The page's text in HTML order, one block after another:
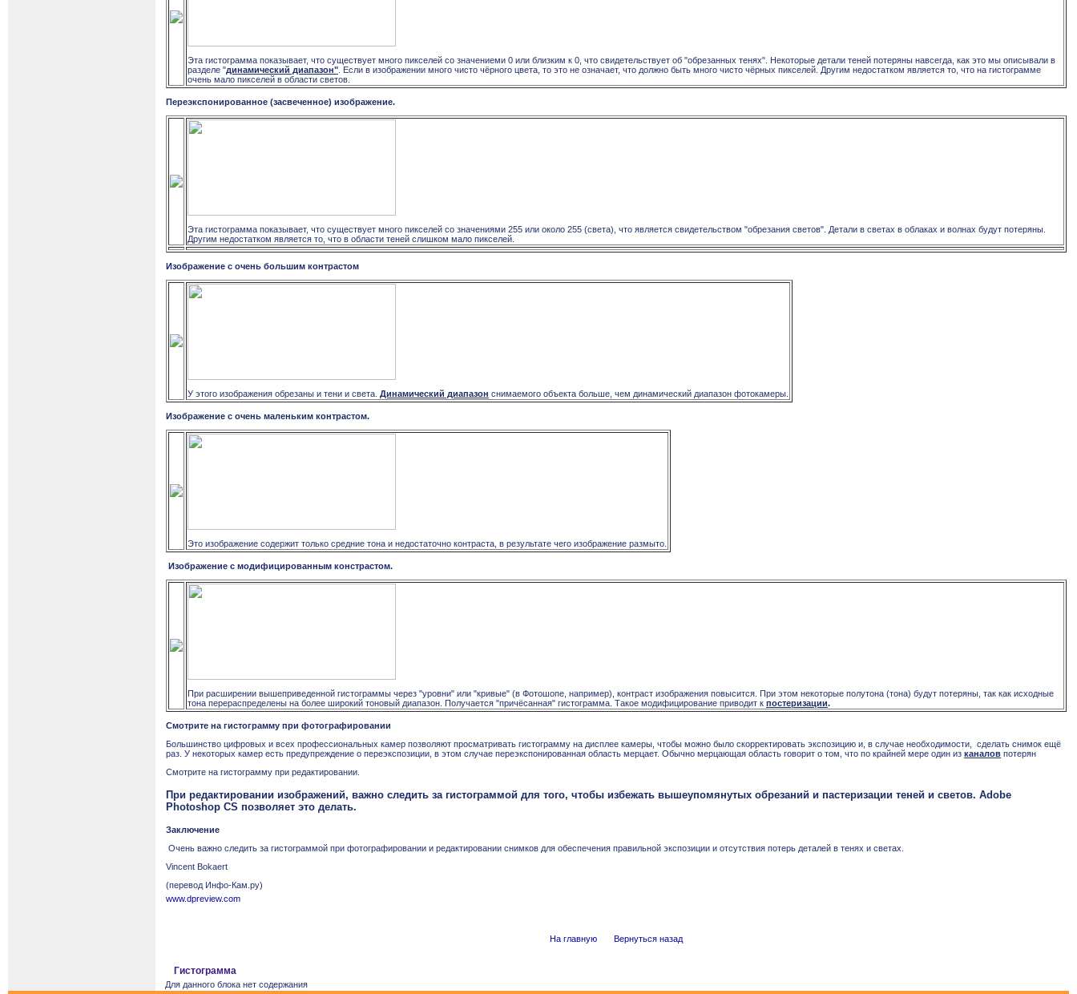
Эта гистограмма показывает, что существует много пикселей со значениеми 0 или близким к 0, что свидетельствует об "обрезанных тенях". Некоторые детали теней потеряны навсегда, как это мы описывали в
разделе "динамический диапазон" . Если в изображении много чисто чёрного цвета, то это не означает, что должно быть много чисто чёрных пикселей. Другим недостатком является то, что на гистограмме
очень мало пикселей в области светов.
Переэкспонированное (засвеченное) изображение.
Эта гистограмма показывает, что существует много пикселей со значениями 255 или около 255 (света), что является свидетельством "обрезания светов". Детали в светах в облаках и волнах будут потеряны.
Другим недостатком является то, что в области теней слишком мало пикселей.
Изображение с очень большим контрастом
У этого изображения обрезаны и тени и света. Динамический диапазон снимаемого объекта больше, чем динамический диапазон фотокамеры.
Изображение с очень маленьким контрастом.
Это изображение содержит только средние тона и недостаточно контраста, в результате чего изображение размыто.
Изображение с модифицированным констрастом.
При расширении вышеприведенной гистограммы через "уровни" или "кривые" (в Фотошопе, например), контраст изображения повысится. При этом некоторые полутона (тона) будут потеряны, так как исходные
тона перераспределены на более широкий тоновый диапазон. Получается "причёсанная" гистограмма. Такое модифицирование приводит к постеризации.
Смотрите на гистограмму при фотографировании
Большинство цифровых и всех профессиональных камер позволяют просматривать гистограмму на дисплее камеры, чтобы можно было скорректировать экспозицию и, в случае необходимости,
сделать снимок ещё
раз. У некоторых камер есть предупреждение о переэкспозиции, в этом случае переэкспонированная область мерцает. Обычно мерцающая область говорит о том, что по крайней мере один из каналов потерян
Смотрите на гистограмму при редактировании.
При редактировании изображений, важно следить за гистограммой для того, чтобы избежать вышеупомянутых обрезаний и пастеризации теней и светов. Adobe
Photoshop CS позволяет это делать.
Заключение
Очень важно следить за гистограммой при фотографировании и редактировании снимков для обеспечения правильной экспозиции и отсутствия потерь деталей в тенях и светах.
Vincent Bokaert
(перевод Инфо-Кам.ру)
www.dpreview.com
На главную Вернуться назад
Гистограмма
Для данного блока нет содержания